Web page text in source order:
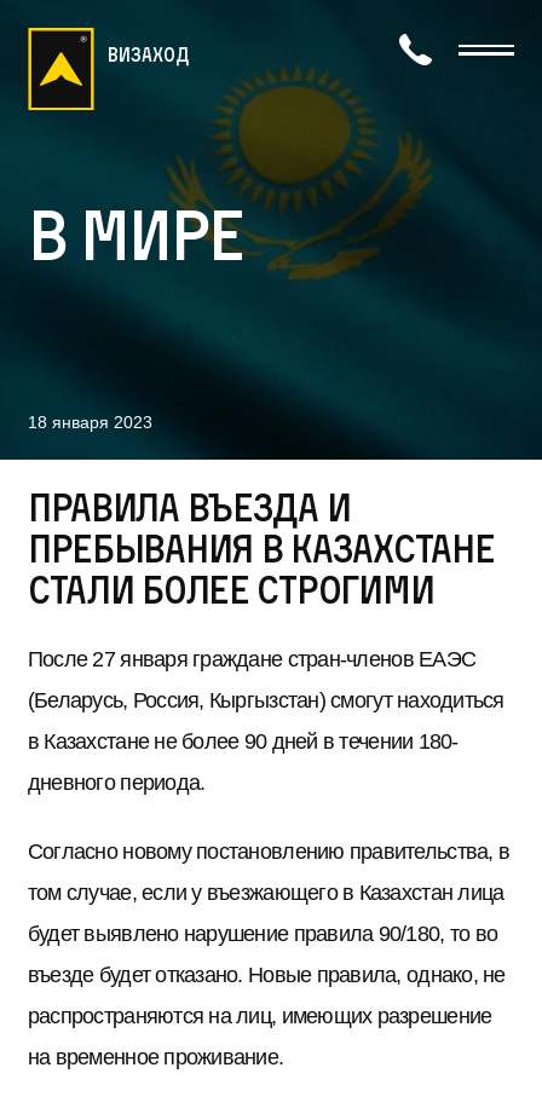
визаход
В мире
18 января 2023
Правила въезда и
пребывания в Казахстане
стали более строгими
После 27 января граждане стран-членов ЕАЭС
(Беларусь, Россия, Кыргызстан) смогут находиться
в Казахстане не более 90 дней в течении 180-
дневного периода.
Согласно новому постановлению правительства, в
том случае, если у въезжающего в Казахстан лица
будет выявлено нарушение правила 90/180, то во
въезде будет отказано. Новые правила, однако, не
распространяются на лиц, имеющих разрешение
на временное проживание.